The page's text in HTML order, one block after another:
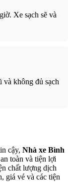
Xe sạch sẽ và
không đủ sạch
cậy, Nhà xe Bình
toàn và tiện lợi
chất lượng dịch
giá vé và các tiện